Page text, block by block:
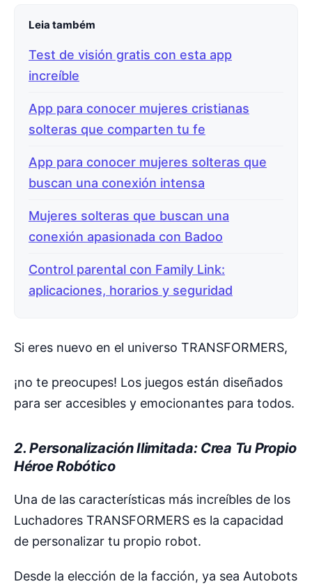
Leia também
Test de visión gratis con esta app
increíble
App para conocer mujeres cristianas
solteras que comparten tu fe
App para conocer mujeres solteras que
buscan una conexión intensa
Mujeres solteras que buscan una
conexión apasionada con Badoo
Control parental con Family Link:
aplicaciones, horarios y seguridad
Si eres nuevo en el universo TRANSFORMERS,
¡no te preocupes! Los juegos están diseñados
para ser accesibles y emocionantes para todos.
2. Personalización Ilimitada: Crea Tu Propio
Héroe Robótico
Una de las características más increíbles de los
Luchadores TRANSFORMERS es la capacidad
de personalizar tu propio robot.
Desde la elección de la facción, ya sea Autobots